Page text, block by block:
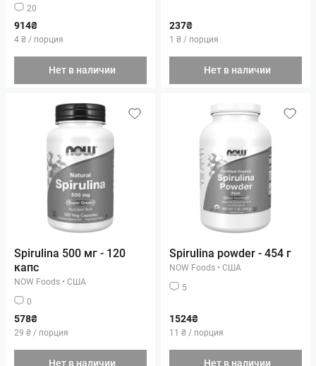
20
914₴
4 ₴ / порция
Нет в наличии
237₴
1 ₴ / порция
Нет в наличии
Spirulina 500 мг - 120
капс
NOW Foods • США
0
578₴
29 ₴ / порция
Нет в наличии
Spirulina powder - 454 г
NOW Foods • США
5
1524₴
11 ₴ / порция
Нет в наличии